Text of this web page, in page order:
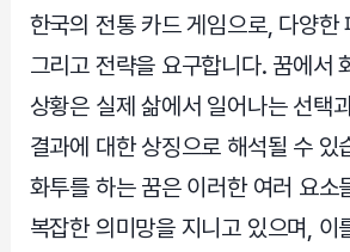
한국의 전통 카드 게임으로, 다양한
그리고 전략을 요구합니다. 꿈에서
상황은 실제 삶에서 일어나는 선택
결과에 대한 상징으로 해석될 수 있
화투를 하는 꿈은 이러한 여러 요소
복잡한 의미망을 지니고 있으며, 이